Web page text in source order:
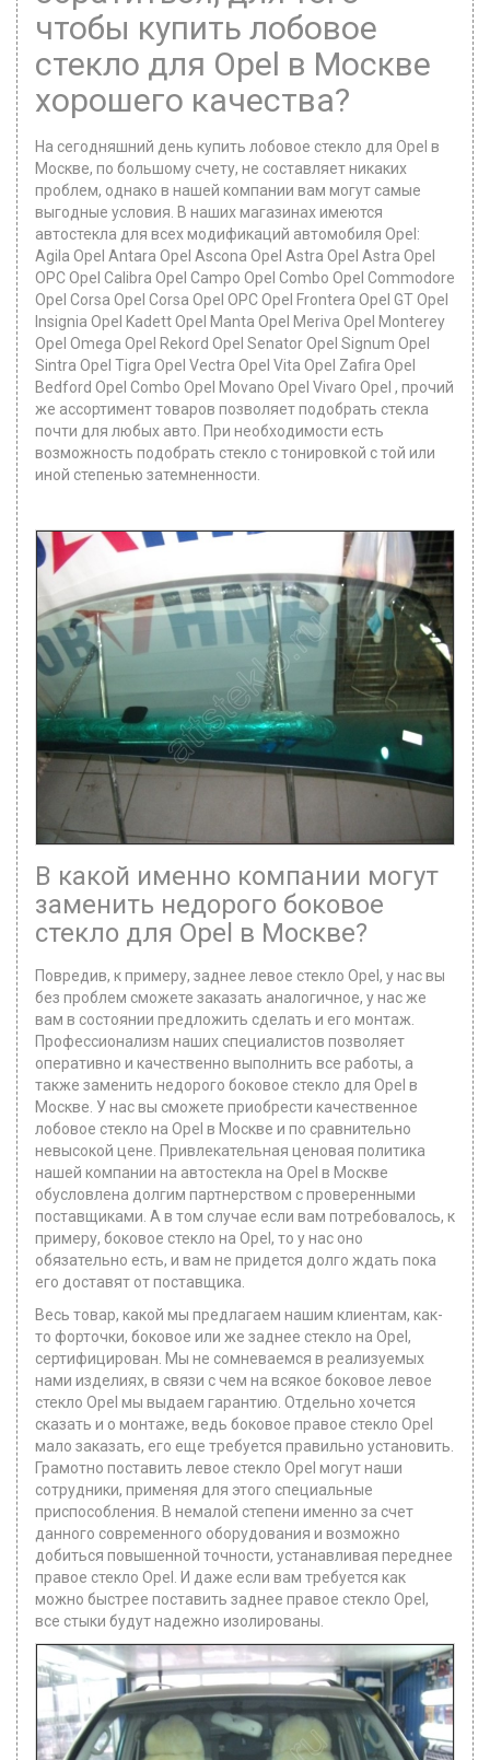
чтобы купить лобовое
стекло для Opel в Москве
хорошего качества?
На сегодняшний день купить лобовое стекло для Opel в
Москве, по большому счету, не составляет никаких
проблем, однако в нашей компании вам могут самые
выгодные условия. В наших магазинах имеются
автостекла для всех модификаций автомобиля Opel:
Agila Opel Antara Opel Ascona Opel Astra Opel Astra Opel
OPC Opel Calibra Opel Campo Opel Combo Opel Commodore
Opel Corsa Opel Corsa Opel OPC Opel Frontera Opel GT Opel
Insignia Opel Kadett Opel Manta Opel Meriva Opel Monterey
Opel Omega Opel Rekord Opel Senator Opel Signum Opel
Sintra Opel Tigra Opel Vectra Opel Vita Opel Zafira Opel
Bedford Opel Combo Opel Movano Opel Vivaro Opel , прочий
же ассортимент товаров позволяет подобрать стекла
почти для любых авто. При необходимости есть
возможность подобрать стекло с тонировкой с той или
иной степенью затемненности.
В какой именно компании могут
заменить недорого боковое
стекло для Opel в Москве?
Повредив, к примеру, заднее левое стекло Opel, у нас вы
без проблем сможете заказать аналогичное, у нас же
вам в состоянии предложить сделать и его монтаж.
Профессионализм наших специалистов позволяет
оперативно и качественно выполнить все работы, а
также заменить недорого боковое стекло для Opel в
Москве. У нас вы сможете приобрести качественное
лобовое стекло на Opel в Москве и по сравнительно
невысокой цене. Привлекательная ценовая политика
нашей компании на автостекла на Opel в Москве
обусловлена долгим партнерством с проверенными
поставщиками. А в том случае если вам потребовалось, к
примеру, боковое стекло на Opel, то у нас оно
обязательно есть, и вам не придется долго ждать пока
его доставят от поставщика.
Весь товар, какой мы предлагаем нашим клиентам, как-
то форточки, боковое или же заднее стекло на Opel,
сертифицирован. Мы не сомневаемся в реализуемых
нами изделиях, в связи с чем на всякое боковое левое
стекло Opel мы выдаем гарантию. Отдельно хочется
сказать и о монтаже, ведь боковое правое стекло Opel
мало заказать, его еще требуется правильно установить.
Грамотно поставить левое стекло Opel могут наши
сотрудники, применяя для этого специальные
приспособления. В немалой степени именно за счет
данного современного оборудования и возможно
добиться повышенной точности, устанавливая переднее
правое стекло Opel. И даже если вам требуется как
можно быстрее поставить заднее правое стекло Opel,
все стыки будут надежно изолированы.